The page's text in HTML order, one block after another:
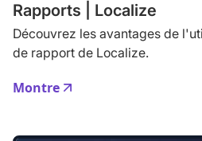
Rapports | Localize
Découvrez les avantages de
de rapport de Localize.
Montre